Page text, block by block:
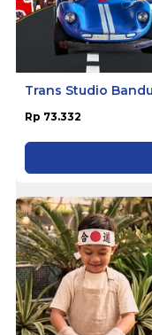
Trans Studio
Rp 73.332